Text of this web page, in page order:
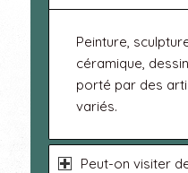
Peinture,
céramique,
porté par des
variés.
Peut-on visiter